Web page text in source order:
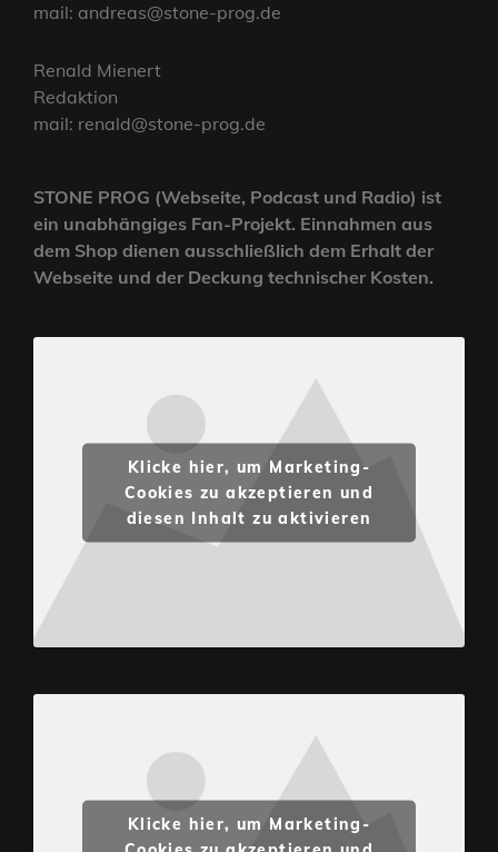
mail: andreas@stone-prog.de
Renald Mienert
Redaktion
mail: renald@stone-prog.de
STONE PROG (Webseite, Podcast und Radio) ist
ein unabhängiges Fan-Projekt. Einnahmen aus
dem Shop dienen ausschließlich dem Erhalt der
Webseite und der Deckung technischer Kosten.
Klicke hier, um Marketing-
Cookies zu akzeptieren und
diesen Inhalt zu aktivieren
Klicke hier, um Marketing-